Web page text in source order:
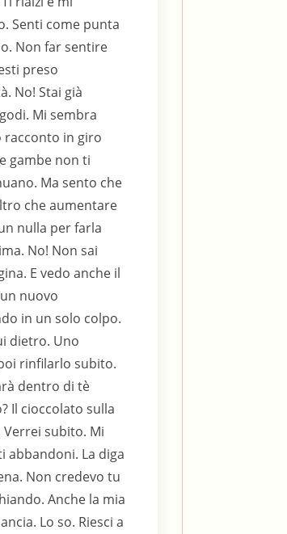
Senti come punta
Non far sentire
preso
No! Stai già
Mi sembra
racconto in giro
gambe non ti
Ma sento che
che aumentare
nulla per farla
No! Non sai
E vedo anche il
nuovo
in un solo colpo.
dietro. Uno
rinfilarlo subito.
dentro di tè
Il cioccolato sulla
subito. Mi
abbandoni. La diga
Non credevo tu
Anche la mia
Lo so. Riesci a